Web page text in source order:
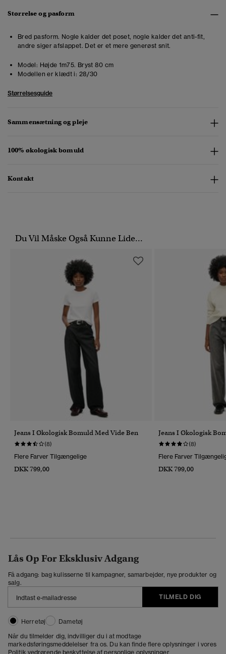
Størrelse og pasform
Bred pasform. Nogle kalder det poset, nogle kalder det anti-fit,
andre siger afslappet. Det er et mere generøst snit.
Model: Højde 1m75. Bryst 80 cm
Modellen er klædt i: 28/30
Størrelsesguide
Sammensætning og pleje
100% økologisk bomuld
Kontakt
Du Vil Måske Også Kunne Lide...
Jeans I Økologisk Bomuld Med Vide Ben
(8)
Flere Farver Tilgængelige
DKK 799,00
Jeans I Økologisk
(8)
Flere Farver
DKK 799,00
Lås Op For Eksklusiv Adgang
Få adgang: bag kulisserne til kampagner, samarbejder, nye produkter og
salg.
TILMELD DIG
Herretøj
Dametøj
Når du tilmelder dig, indvilliger du i at modtage
markedsføringsmeddelelser fra os. Du kan finde flere oplysninger i vores
Politik vedrørende beskyttelse af personlige oplysninger